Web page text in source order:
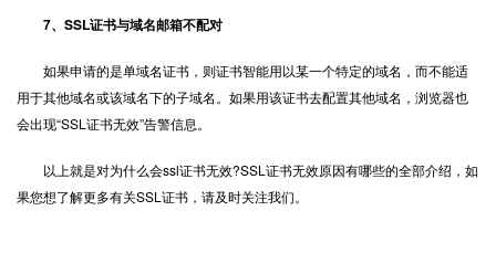
7、SSL证书与域名邮箱不配对
如果申请的是单域名证书，则证书智能用以某一个特定的域名，而不能适
用于其他域名或该域名下的子域名。如果用该证书去配置其他域名，浏览器也
会出现“SSL证书无效”告警信息。
以上就是对为什么会ssl证书无效?SSL证书无效原因有哪些的全部介绍，如
果您想了解更多有关SSL证书，请及时关注我们。